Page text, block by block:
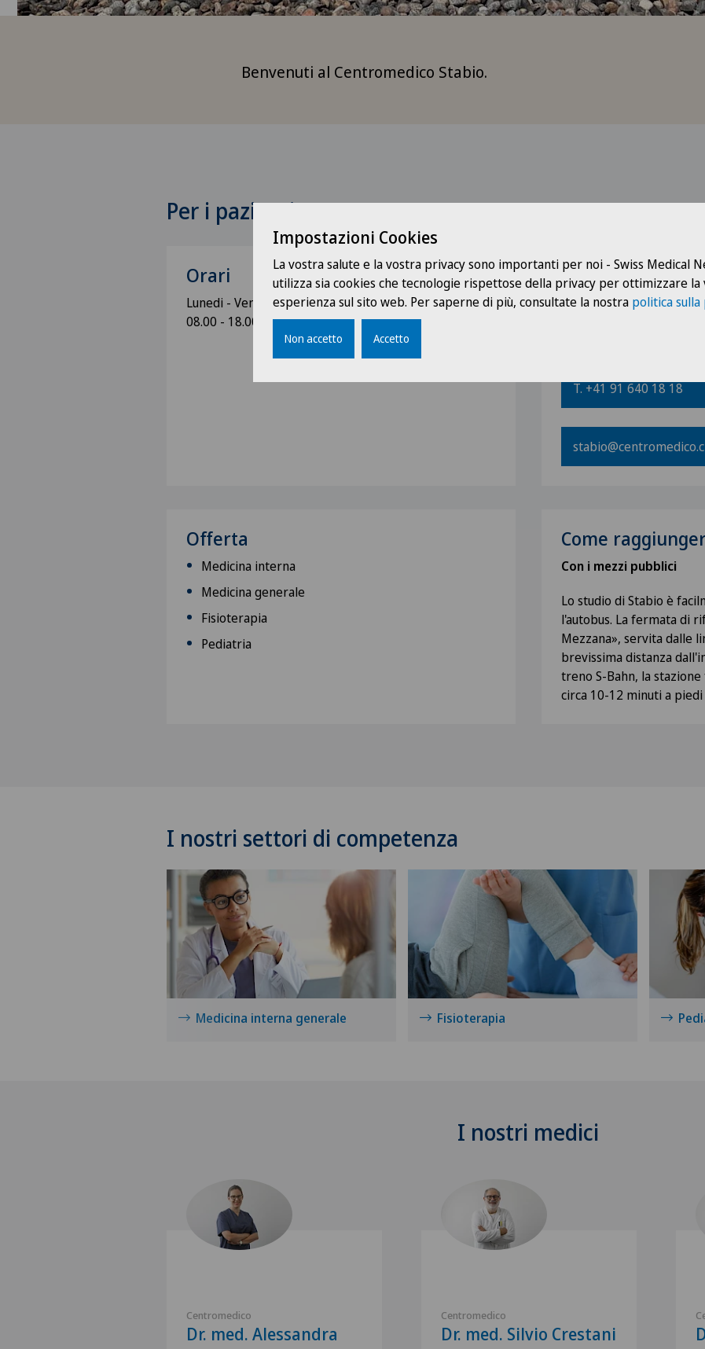
Benvenuti al Centromedico Stabio.
Per i pazienti
Orari
Lunedi - Venerdi
08.00 - 18.00
Indrizzo e
Centromedico Stabio
T. +41 91 640 18 18
Offerta
Medicina interna
Medicina generale
Fisioterapia
Pediatria
Come
Con i mezzi pubblici
Lo studio di Stabio è
l'autobus. La fermata di
Mezzana», servita dalle
brevissima distanza
treno S-Bahn, la
circa 10-12 minuti a
I nostri settori di competenza
Medicina interna generale Fisioterapia
I nostri medici
Centromedico
Dr. med. Alessandra
Centromedico
Dr. med. Silvio Crestani
Impostazioni Cookies
La vostra salute e la vostra privacy sono importanti per noi - Swiss Medical
utilizza sia cookies che tecnologie rispettose della privacy per ottimizzare la
esperienza sul sito web. Per saperne di più, consultate la nostra politica sulla
Non accetto Accetto